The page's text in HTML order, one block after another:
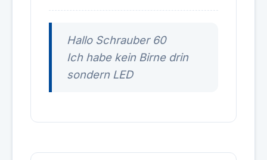
Hallo Schrauber 60
Ich habe kein Birne drin
sondern LED